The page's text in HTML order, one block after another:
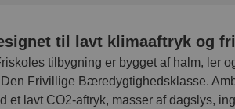
til lavt klimaaftryk og
tilbygning er bygget af halm, ler
Frivillige Bæredygtighedsklasse.
et lavt CO2-aftryk, masser af dagslys,